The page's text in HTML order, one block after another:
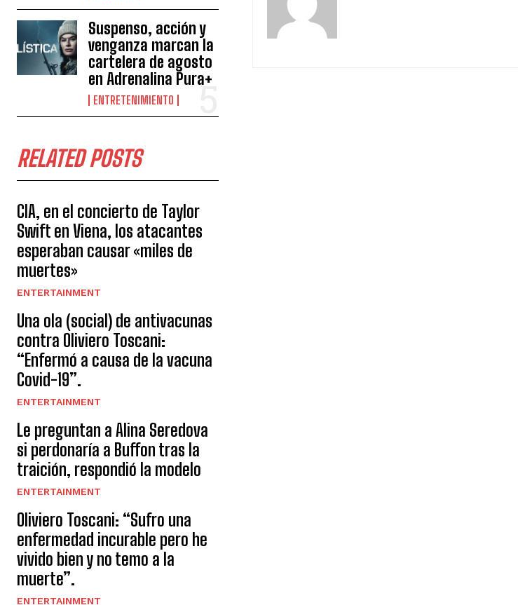
Suspenso, acción y
venganza marcan la
cartelera de agosto
en Adrenalina Pura+
ENTRETENIMIENTO
RELATED POSTS
CIA, en el concierto de Taylor
Swift en Viena, los atacantes
esperaban causar «miles de
muertes»
ENTERTAINMENT
Una ola (social) de antivacunas
contra Oliviero Toscani:
“Enfermó a causa de la vacuna
Covid-19”.
ENTERTAINMENT
Le preguntan a Alina Seredova
si perdonaría a Buffon tras la
traición, respondió la modelo
ENTERTAINMENT
Oliviero Toscani: “Sufro una
enfermedad incurable pero he
vivido bien y no temo a la
muerte”.
ENTERTAINMENT